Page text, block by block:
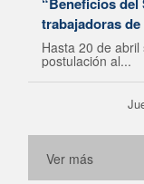
trabajadoras
Hasta 20 de
postulación al...
Ver más